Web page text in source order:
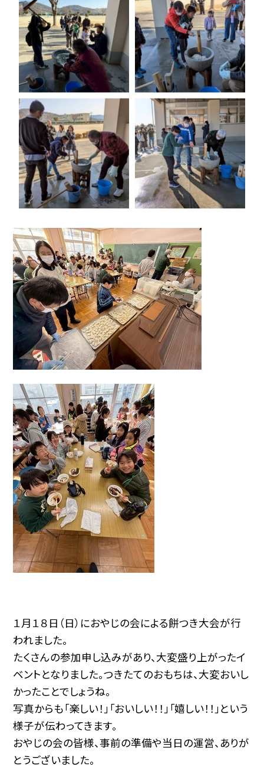
１月１８日（日）におやじの会による餅つき大会が行
われました。
たくさんの参加申し込みがあり、大変盛り上がったイ
ベントとなりました。つきたてのおもちは、大変おいし
かったことでしょうね。
写真からも「楽しい！」「おいしい！！」「嬉しい！！」という
様子が伝わってきます。
おやじの会の皆様、事前の準備や当日の運営、ありが
とうございました。